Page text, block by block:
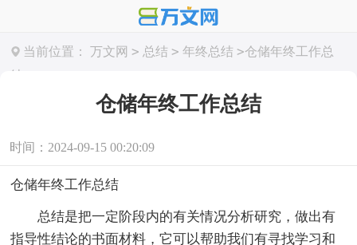
当前位置： 万文网 > 总结 > 年终总结 >仓储年终工作总
结
仓储年终工作总结
时间：2024-09-15 00:20:09
仓储年终工作总结
总结是把一定阶段内的有关情况分析研究，做出有
指导性结论的书面材料，它可以帮助我们有寻找学习和